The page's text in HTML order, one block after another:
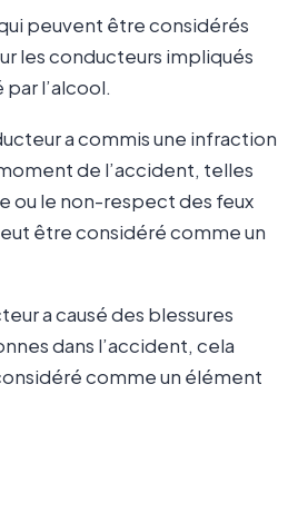
peuvent être considérés
les conducteurs impliqués
l’alcool.
a commis une infraction
de l’accident, telles
ou le non-respect des feux
être considéré comme un
a causé des blessures
dans l’accident, cela
comme un élément